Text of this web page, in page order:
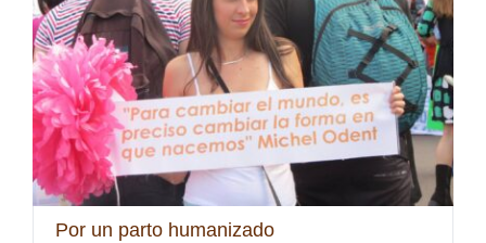
Por un parto humanizado